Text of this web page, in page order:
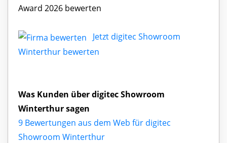
Award 2026 bewerten
Jetzt digitec Showroom
Winterthur bewerten
Was Kunden über digitec Showroom
Winterthur sagen
9 Bewertungen aus dem Web für digitec
Showroom Winterthur